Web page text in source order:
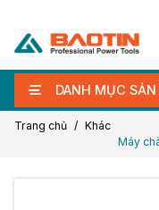
DANH MỤC
Trang chủ
Khác
Máy